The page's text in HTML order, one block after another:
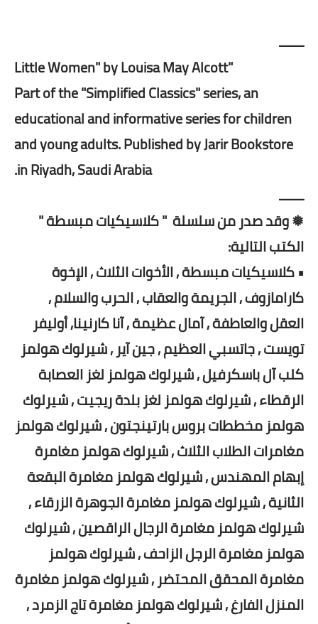
ـــــــ
"Little Women" by Louisa May Alcott
Part of the "Simplified Classics" series, an
educational and informative series for children
and young adults. Published by Jarir Bookstore
in Riyadh, Saudi Arabia.
ـــــــ
❅ وقد صدر من سلسلة " كلاسيكيات مبسطة "
الكتب التالية:
• كلاسيكيات مبسطة , الأخوات الثلاث , الإخوة
كارامازوف , الجريمة والعقاب , الحرب والسلام ,
العقل والعاطفة , آمال عظيمة , آنا كارنينا, أوليفر
تويست , جاتسبي العظيم , جين آير , شيرلوك هولمز
كلب آل باسكرفيل , شيرلوك هولمز لغز العصابة
الرقطاء , شيرلوك هولمز لغز بلدة ريجيت , شيرلوك
هولمز مخططات بروس بارتينجتون , شيرلوك هولمز
مغامرات الطلاب الثلاث , شيرلوك هولمز مغامرة
إبهام المهندس , شيرلوك هولمز مغامرة البقعة
الثانية , شيرلوك هولمز مغامرة الجوهرة الزرقاء ,
شيرلوك هولمز مغامرة الرجال الراقصين , شيرلوك
هولمز مغامرة الرجل الزاحف , شيرلوك هولمز
مغامرة المحقق المحتضر , شيرلوك هولمز مغامرة
المنزل الفارغ , شيرلوك هولمز مغامرة تاج الزمرد ,